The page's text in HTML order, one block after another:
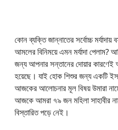
কোন ব্যক্তি জান্নাতের সর্বোচ্চ
আমলের বিনিময়ে এমন মর্যাদা পেলাম?
জন্য আপনার সন্তানের দোয়ার কারণেই
হয়েছে। যাই হোক শিশুর জন্য একটি
আজকের আলোচনার মূল বিষয় উমারা
আজকে আমরা ৭৯ জন মহিলা সাহাবীর
বিস্তারিত পড়ে নেই।